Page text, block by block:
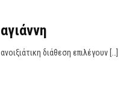
διάθεση επιλέγουν […]